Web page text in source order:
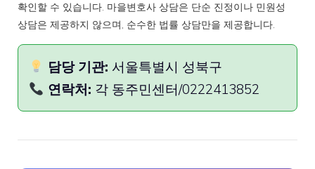
확인할 수 있습니다. 마을변호사 상담은 단순 진정이나 민원성
상담은 제공하지 않으며, 순수한 법률 상담만을 제공합니다.
담당 기관: 서울특별시 성북구
연락처: 각 동주민센터/0222413852